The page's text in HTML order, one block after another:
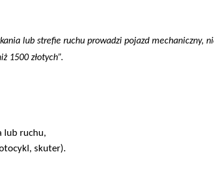
lub strefie ruchu prowadzi pojazd mechaniczny,
1500 złotych”.
lub ruchu,
skuter).